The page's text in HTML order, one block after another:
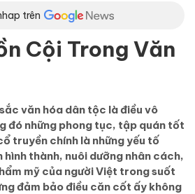
trên
Cội Trong Văn
văn hóa dân tộc là điều vô
đó những phong tục, tập quán tốt
truyền chính là những yếu tố
thành, nuôi dưỡng nhân cách,
mỹ của người Việt trong suốt
đảm bảo điều căn cốt ấy không